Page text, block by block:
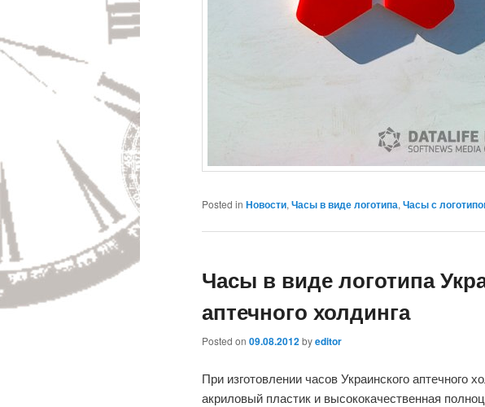
Posted in Новости, Часы в виде логотипа, Часы с
Часы в виде логотипа
аптечного холдинга
Posted on 09.08.2012byeditor
При изготовлении часов Украинского аптечного
акриловый пластик и высококачественная